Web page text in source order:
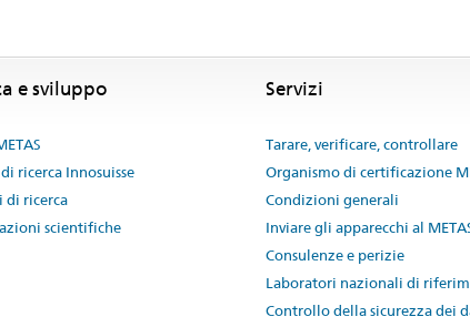
e sviluppo
ricerca Innosuisse
di ricerca
scientifiche
Servizi
Tarare, verificare, controllare
Organismo di certificazione
Condizioni generali
Inviare gli apparecchi al
Consulenze e perizie
Laboratori nazionali di
Controllo della sicurezza dei